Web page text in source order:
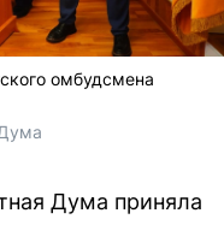
омбудсмена
Дума приняла